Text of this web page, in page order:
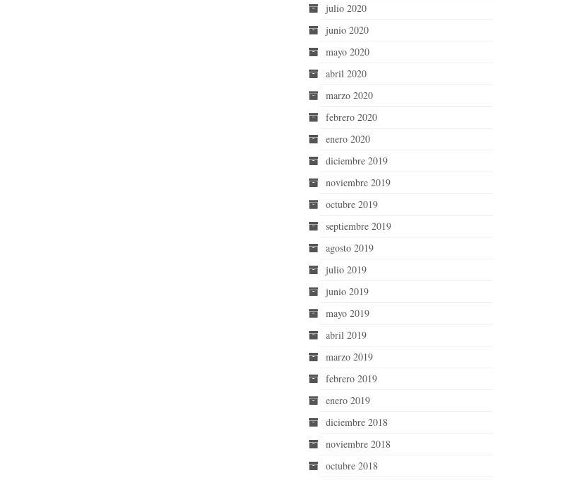
julio 2020
junio 2020
mayo 2020
abril 2020
marzo 2020
febrero 2020
enero 2020
diciembre 2019
noviembre 2019
octubre 2019
septiembre 2019
agosto 2019
julio 2019
junio 2019
mayo 2019
abril 2019
marzo 2019
febrero 2019
enero 2019
diciembre 2018
noviembre 2018
octubre 2018